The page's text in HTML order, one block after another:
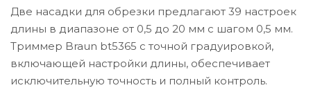
Две насадки для обрезки предлагают 39 настроек
длины в диапазоне от 0,5 до 20 мм с шагом 0,5 мм.
Триммер Braun bt5365 с точной градуировкой,
включающей настройки длины, обеспечивает
исключительную точность и полный контроль.